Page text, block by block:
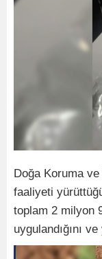
Doğa Koruma
faaliyeti
toplam 2 milyon
uygulandığını